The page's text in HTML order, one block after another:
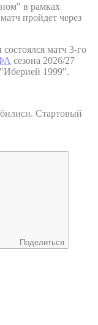
в рамках
пройдет через
матч 3-го
сезона 2026/27
1999".
Стартовый
Поделиться